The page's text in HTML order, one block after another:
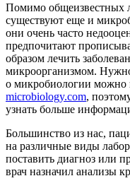
Помимо общеизвестных
существуют еще и
они очень часто
предпочитают
образом лечить
микроорганизмом.
о микробиологии можно
microbiology.com,
узнать больше
Большинство из нас,
на различные виды
поставить диагноз или
врач назначил анализы